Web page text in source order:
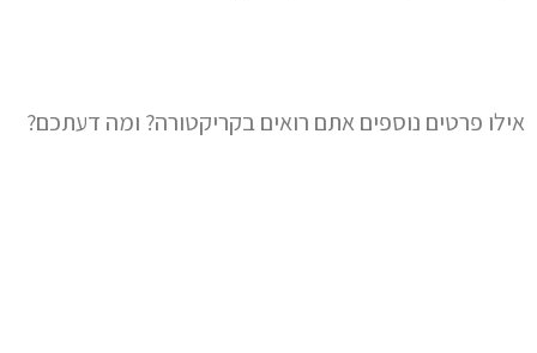
אילו פרטים נוספים אתם רואים בקריקטורה? ומה דעתכם?